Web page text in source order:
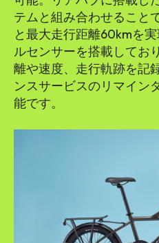
テムと組み合わせること
と最大走行距離60kmを
ルセンサーを搭載してお
離や速度、走行軌跡を記
ンスサービスのリマイン
能です。